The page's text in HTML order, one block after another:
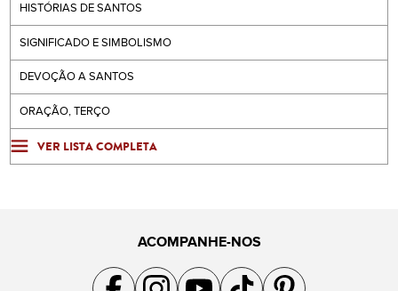
HISTÓRIAS DE SANTOS
SIGNIFICADO E SIMBOLISMO
DEVOÇÃO A SANTOS
ORAÇÃO, TERÇO
VER LISTA COMPLETA
ACOMPANHE-NOS
Acompanhe a gente no Facebook
Acompanhe a gente no Instagram
Acompanhe a gente no YouTube
Acompanhe a gente no TikTok
Acompanhe a gente no